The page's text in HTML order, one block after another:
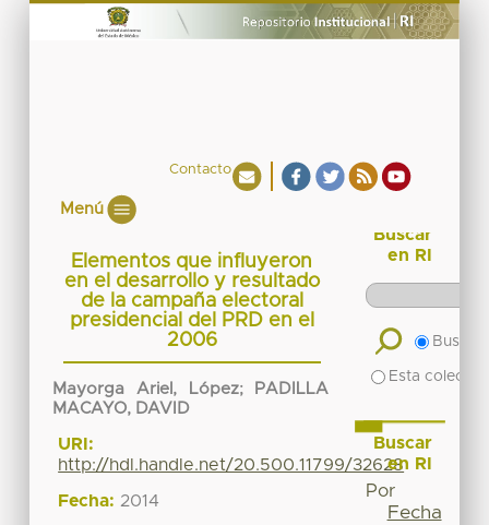
Contacto
Menú
Elementos que influyeron
en el desarrollo y resultado
de la campaña electoral
presidencial del PRD en el
2006
Mayorga Ariel, López;
PADILLA
MACAYO, DAVID
URI:
http://hdl.handle.net/20.500.11799/32628
Fecha: 2014
Buscar
en RI
Buscar
Esta
Buscar
en RI
Por
Fecha